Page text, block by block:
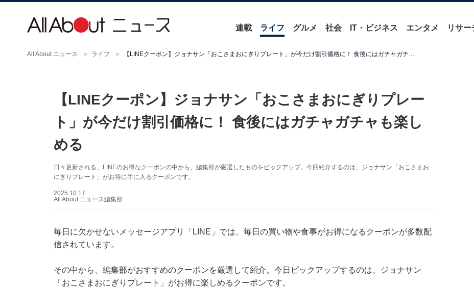
連載 ライフ グルメ 社会 IT・ビジネス エンタメ リサー
All About ニュース ライフ 【LINEクーポン】ジョナサン「おこさまおにぎりプレート」が今だけ割引価格に！ 食後にはガチャガチャも楽しめる
【LINEクーポン】ジョナサン「おこさまおにぎりプレー
ト」が今だけ割引価格に！ 食後にはガチャガチャも楽し
める
日々更新される、LINEのお得なクーポンの中から、編集部が厳選したものをピックアップ。今回紹介するのは、ジョナサン「おこさまお
にぎりプレート」がお得に手に入るクーポンです。
2025.10.17
All About ニュース編集部
毎日に欠かせないメッセージアプリ「LINE」では、毎日の買い物や食事がお得になるクーポンが多数配
信されています。
その中から、編集部がおすすめのクーポンを厳選して紹介。今日ピックアップするのは、ジョナサン
「おこさまおにぎりプレート」がお得に楽しめるクーポンです。